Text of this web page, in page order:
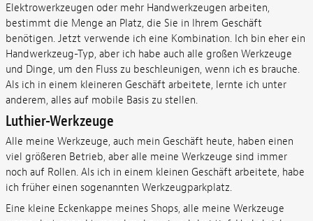
Elektrowerkzeugen oder mehr Handwerkzeugen arbeiten,
bestimmt die Menge an Platz, die Sie in Ihrem Geschäft
benötigen. Jetzt verwende ich eine Kombination. Ich bin eher ein
Handwerkzeug-Typ, aber ich habe auch alle großen Werkzeuge
und Dinge, um den Fluss zu beschleunigen, wenn ich es brauche.
Als ich in einem kleineren Geschäft arbeitete, lernte ich unter
anderem, alles auf mobile Basis zu stellen.
Luthier-Werkzeuge
Alle meine Werkzeuge, auch mein Geschäft heute, haben einen
viel größeren Betrieb, aber alle meine Werkzeuge sind immer
noch auf Rollen. Als ich in einem kleinen Geschäft arbeitete, habe
ich früher einen sogenannten Werkzeugparkplatz.
Eine kleine Eckenkappe meines Shops, alle meine Werkzeuge